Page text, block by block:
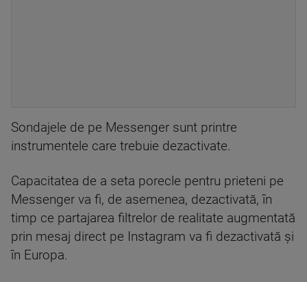
Sondajele de pe Messenger sunt printre
instrumentele care trebuie dezactivate.
Capacitatea de a seta porecle pentru prieteni pe
Messenger va fi, de asemenea, dezactivată, în
timp ce partajarea filtrelor de realitate augmentată
prin mesaj direct pe Instagram va fi dezactivată și
în Europa.